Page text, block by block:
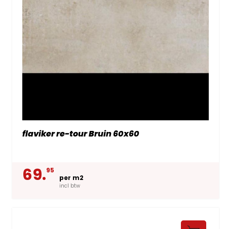
flaviker re-tour Bruin 60x60
69.95
per m2
incl btw